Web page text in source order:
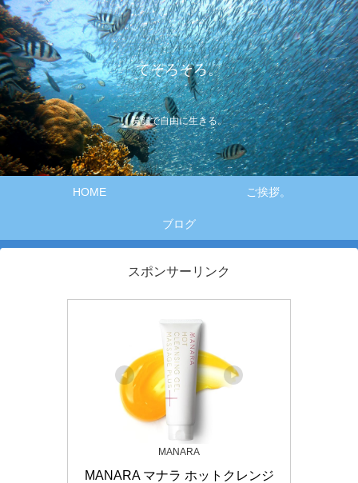
てそろそろ。
笑顔で自由に生きる。
HOME ご挨拶。
ブログ
スポンサーリンク
MANARA
MANARA マナラ ホットクレンジ